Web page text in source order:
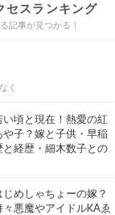
セスランキング
記事が見つかる！
く
頃と現在！熱愛の紅
や子？嫁と子供・早稲
と経歴・細木数子との
めしゃちょーの嫁？
々悪魔やアイドルKAゑ